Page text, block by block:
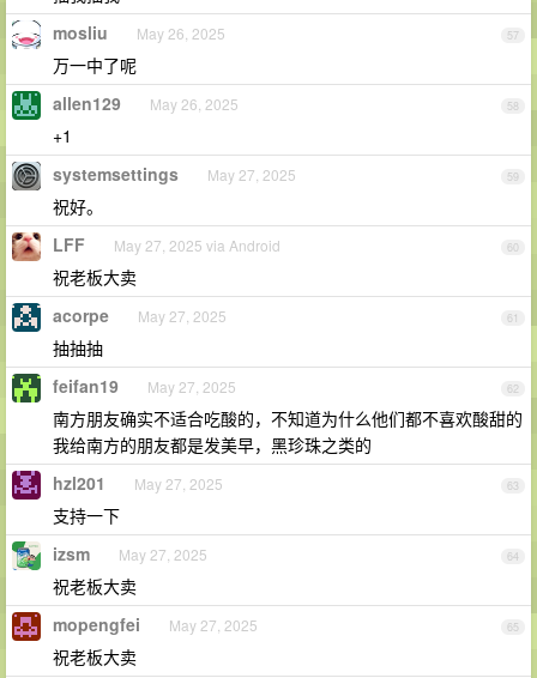
57
mosliu May 26, 2025
万一中了呢
58
allen129 May 26, 2025
+1
59
systemsettings May 27, 2025
祝好。
60
LFF May 27, 2025 via Android
祝老板大卖
61
acorpe May 27, 2025
抽抽抽
62
feifan19 May 27, 2025
南方朋友确实不适合吃酸的，不知道为什么他们都不喜欢酸甜的
我给南方的朋友都是发美早，黑珍珠之类的
63
hzl201 May 27, 2025
支持一下
64
izsm May 27, 2025
祝老板大卖
65
mopengfei May 27, 2025
祝老板大卖